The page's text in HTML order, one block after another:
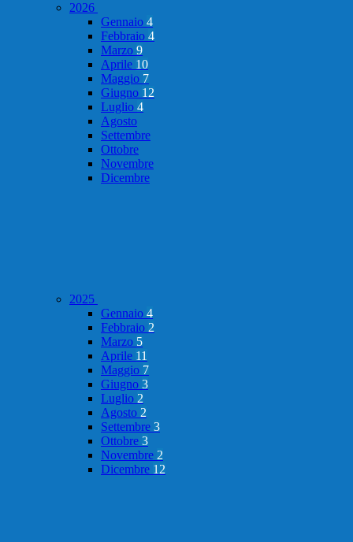
2026
Gennaio 4
Febbraio 4
Marzo 9
Aprile 10
Maggio 7
Giugno 12
Luglio 4
Agosto
Settembre
Ottobre
Novembre
Dicembre
2025
Gennaio 4
Febbraio 2
Marzo 5
Aprile 11
Maggio 7
Giugno 3
Luglio 2
Agosto 2
Settembre 3
Ottobre 3
Novembre 2
Dicembre 12